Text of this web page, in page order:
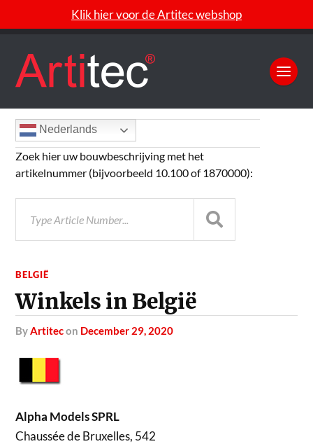
Klik hier voor de Artitec webshop
BELGIË
Winkels in België
byArtitecon December 29, 2020
Alpha Models SPRL
Chaussée de Bruxelles, 542
Nederlands
Zoek hier uw bouwbeschrijving met het
artikelnummer (bijvoorbeeld 10.100 of 1870000):